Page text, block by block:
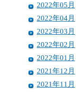
2022年05月
2022年04月
2022年03月
2022年02月
2022年01月
2021年12月
2021年11月